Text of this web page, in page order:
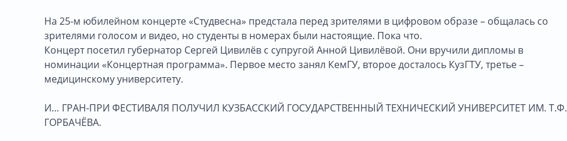
На 25-м юбилейном концерте «Студвесна» предстала перед зрителями в цифровом образе – общалась со
зрителями голосом и видео, но студенты в номерах были настоящие. Пока что.
Концерт посетил губернатор Сергей Цивилёв с супругой Анной Цивилёвой. Они вручили дипломы в
номинации «Концертная программа». Первое место занял КемГУ, второе досталось КузГТУ, третье –
медицинскому университету.
И… ГРАН-ПРИ ФЕСТИВАЛЯ ПОЛУЧИЛ КУЗБАССКИЙ ГОСУДАРСТВЕННЫЙ ТЕХНИЧЕСКИЙ УНИВЕРСИТЕТ ИМ. Т.Ф.
ГОРБАЧЁВА.